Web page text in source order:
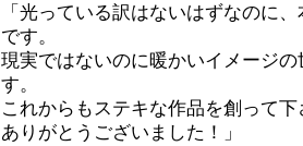
「光っている訳はないはずなのに
です。
現実ではないのに暖かいイメージ
す。
これからもステキな作品を創って下
ありがとうございました！」